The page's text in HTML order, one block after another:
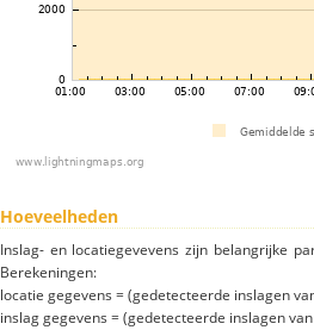
Hoeveelheden
Inslag- en locatiegevevens zijn belangrijke
Berekeningen:
locatie gegevens = (gedetecteerde inslagen
inslag gegevens = (gedetecteerde inslagen